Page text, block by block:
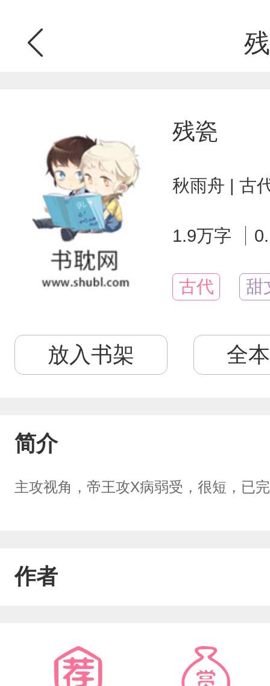
残瓷
秋雨舟 | 古
1.9万字
古代 甜
放入书架 全
简介
主攻视角，帝王攻X病弱受，很短，已
作者